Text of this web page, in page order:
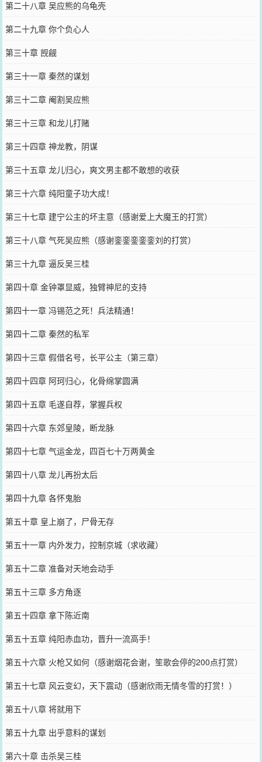
第二十八章 吴应熊的乌龟壳
第二十九章 你个负心人
第三十章 觊觎
第三十一章 秦然的谋划
第三十二章 阉割吴应熊
第三十三章 和龙儿打赌
第三十四章 神龙教，阴谋
第三十五章 龙儿归心，爽文男主都不敢想的收获
第三十六章 纯阳童子功大成！
第三十七章 建宁公主的坏主意（感谢爱上大魔王的打赏）
第三十八章 气死吴应熊（感谢銮銮銮銮銮刘的打赏）
第三十九章 逼反吴三桂
第四十章 金钟罩显威，独臂神尼的支持
第四十一章 冯锡范之死！兵法精通！
第四十二章 秦然的私军
第四十三章 假借名号，长平公主（第三章）
第四十四章 阿珂归心，化骨绵掌圆满
第四十五章 毛遂自荐，掌握兵权
第四十六章 东郊皇陵，断龙脉
第四十七章 气运金龙，四百七十万两黄金
第四十八章 龙儿再扮太后
第四十九章 各怀鬼胎
第五十章 皇上崩了，尸骨无存
第五十一章 内外发力，控制京城（求收藏）
第五十二章 准备对天地会动手
第五十三章 多方角逐
第五十四章 拿下陈近南
第五十五章 纯阳赤血功，晋升一流高手！
第五十六章 火枪又如何（感谢烟花会谢，笙歌会停的200点打赏）
第五十七章 风云变幻，天下震动（感谢欣雨无情冬雪的打赏！）
第五十八章 将就用下
第五十九章 出乎意料的谋划
第六十章 击杀吴三桂